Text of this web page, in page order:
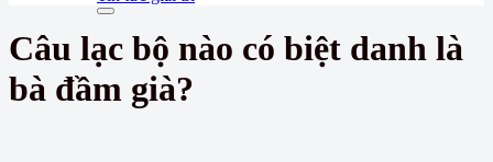
Câu lạc bộ nào có biệt danh là
bà đầm già?